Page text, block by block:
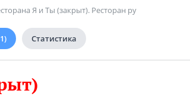
Я и Ты (закрыт). Ресторан ру
Статистика